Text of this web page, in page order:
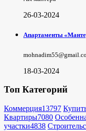
26-03-2024
Апартаменты
18-03-2024
Топ Категорий
Коммерция13797
Квартиры7080
участки4838